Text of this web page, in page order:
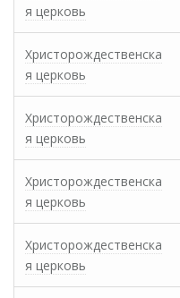
я церковь
Христорождественска
я церковь
Христорождественска
я церковь
Христорождественска
я церковь
Христорождественска
я церковь